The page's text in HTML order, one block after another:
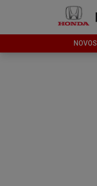
NOVOS